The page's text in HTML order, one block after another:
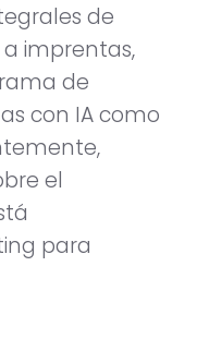
de
imprentas,
de
con IA como
el
para